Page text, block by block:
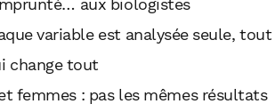
aux biologistes
variable est analysée seule,
change tout
femmes : pas les mêmes résultats